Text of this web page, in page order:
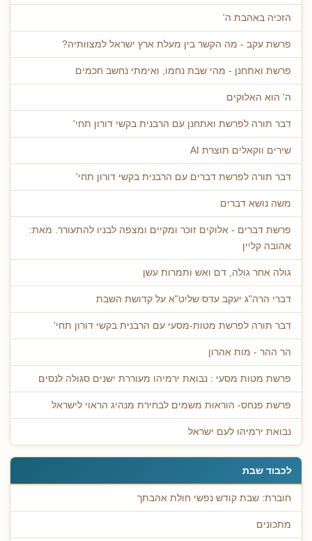
הזכיה באהבת ה'
פרשת עקב - מה הקשר בין מעלת ארץ ישראל למצוותיה?
פרשת ואתחנן - מהי שבת נחמו, ואימתי נחשב חכמים
ה' הוא האלוקים
דבר תורה לפרשת ואתחנן עם הרבנית בקשי דורון תחי'
שירים ווקאלים תוצרת AI
דבר תורה לפרשת דברים עם הרבנית בקשי דורון תחי'
משה נושא דברים
פרשת דברים - אלוקים זוכר ומקיים ומצפה לבניו להתעורר. מאת:
אהובה קליין
גולה אחר גולה, דם ואש ותמרות עשן
דברי הרה"ג יעקב עדס שליט"א על קדושת השבת
דבר תורה לפרשת מטות-מסעי עם הרבנית בקשי דורון תחי'
הר ההר - מות אהרון
פרשת מטות מסעי : נבואת ירמיהו מעוררת ישנים סגולה לנסים
פרשת פנחס- הוראות משמים לבחירת מנהיג הראוי לישראל
נבואת ירמיהו לעם ישראל
לכבוד שבת
חוברת: שבת קודש נפשי חולת אהבתך
מתכונים